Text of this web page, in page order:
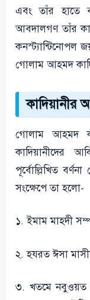
এবং তাঁর হাতে
আবদালগণ তাঁর
কনস্ট্যান্টিনোপল
গোলাম আহমদ
কাদিয়ানীর
গোলাম আহমদ
কাদিয়ানীদের
পূর্বোল্লিখিত
সংক্ষেপে তা হলো-
১. ইমাম মাহদী
২. হযরত ঈসা
৩. খতমে নবুওয়ত